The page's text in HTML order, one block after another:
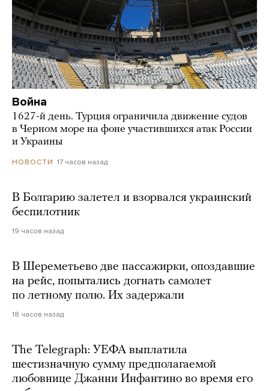
Война
1627-й день. Турция ограничила движение судов
в Черном море на фоне участившихся атак России
и Украины
НОВОСТИ 17 часов назад
В Болгарию залетел и взорвался украинский
беспилотник
19 часов назад
В Шереметьево две пассажирки, опоздавшие
на рейс, попытались догнать самолет
по летному полю. Их задержали
18 часов назад
The Telegraph: УЕФА выплатила
шестизначную сумму предполагаемой
любовнице Джанни Инфантино во время его